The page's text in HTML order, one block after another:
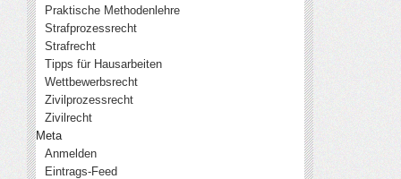
Praktische Methodenlehre
Strafprozessrecht
Strafrecht
Tipps für Hausarbeiten
Wettbewerbsrecht
Zivilprozessrecht
Zivilrecht
Meta
Anmelden
Eintrags-Feed